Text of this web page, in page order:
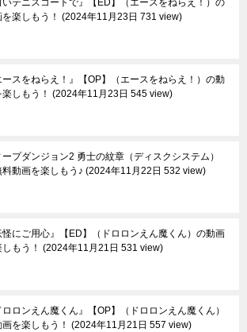
いテニスコートで』【ED】（エースをねらえ！）の
楽しもう！
2024年11月23日 731 view
ースをねらえ！』【OP】（エースをねらえ！）の動
しもう！
2024年11月23日 545 view
ープダンジョン2 勇士の紋章（ディスクシステム）
料動画を楽しもう♪ 2024年11月22日 532 view
怪にご用心』【ED】（ドロロンえん魔くん）の動画
もう！
2024年11月21日 531 view
ロロンえん魔くん』【OP】（ドロロンえん魔くん）
を楽しもう！
2024年11月21日 557 view